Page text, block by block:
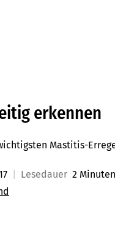
erkennen
Mastitis-
Lesedauer 2 Minuten